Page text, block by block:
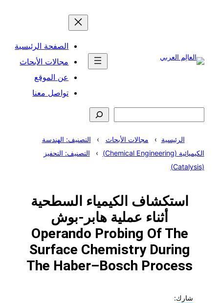
الصفحة الرئيسية
مجالات الأبحاث
عن الموقع
تواصل معنا
الرئيسية مجالات الأبحاث
التصنيف: الهندسة
الكيميائية (Chemical Engineering)
التصنيف: التحفيز
(Catalysis)
استكشاف الكيمياء السطحية
أثناء عملية هابر-بوش
Operando Probing Of The
Surface Chemistry During
The Haber–Bosch Process
شارك: